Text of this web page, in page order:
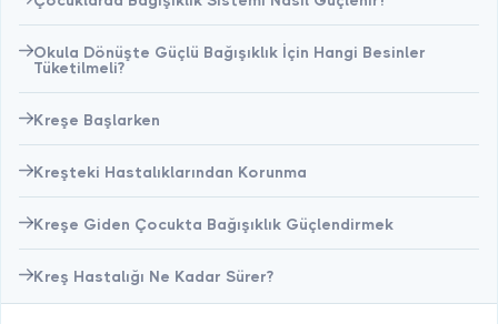
Okula Dönüşte Güçlü Bağışıklık İçin Hangi Besinler
Tüketilmeli?
Kreşe Başlarken
Kreşteki Hastalıklarından Korunma
Kreşe Giden Çocukta Bağışıklık Güçlendirmek
Kreş Hastalığı Ne Kadar Sürer?